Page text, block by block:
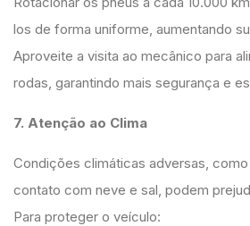
los de forma uniforme, aumentando
Aproveite a visita ao mecânico para
rodas, garantindo mais segurança e
7. Atenção ao Clima
Condições climáticas adversas,
contato com neve e sal, podem
Para proteger o veículo: